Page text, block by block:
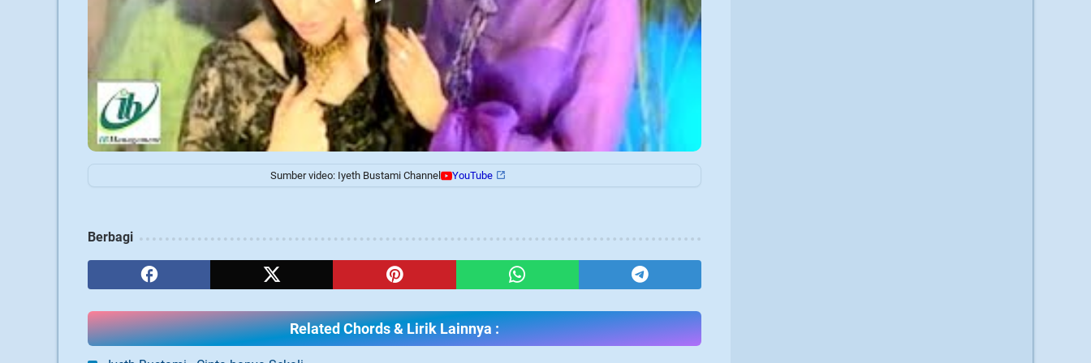
Sumber video: Iyeth Bustami Channel YouTube
Berbagi
Related Chords & Lirik Lainnya :